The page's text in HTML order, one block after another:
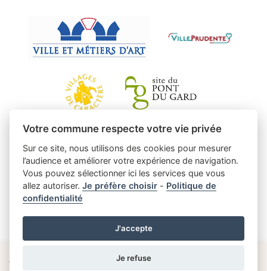
Votre commune respecte votre vie privée
Sur ce site, nous utilisons des cookies pour mesurer
l’audience et améliorer votre expérience de navigation.
Vous pouvez sélectionner ici les services que vous
allez autoriser.Je préfère choisir - Politique de
confidentialité
J'accepte
Je refuse